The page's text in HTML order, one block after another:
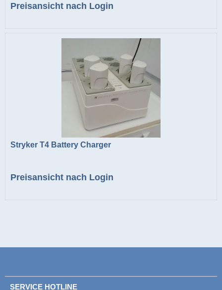
Preisansicht nach Login
Stryker T4 Battery Charger
Preisansicht nach Login
SERVICE HOTLINE